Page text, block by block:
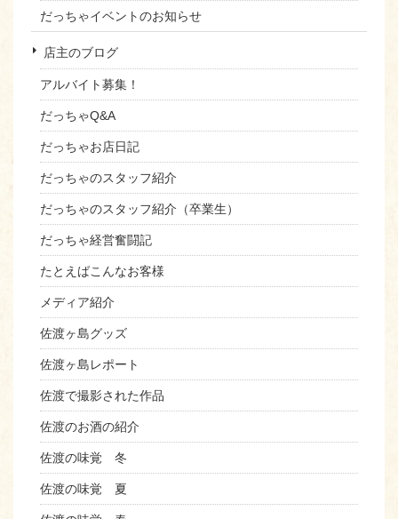
だっちゃイベントのお知らせ
店主のブログ
アルバイト募集！
だっちゃQ&A
だっちゃお店日記
だっちゃのスタッフ紹介
だっちゃのスタッフ紹介（卒業生）
だっちゃ経営奮闘記
たとえばこんなお客様
メディア紹介
佐渡ヶ島グッズ
佐渡ヶ島レポート
佐渡で撮影された作品
佐渡のお酒の紹介
佐渡の味覚 冬
佐渡の味覚 夏